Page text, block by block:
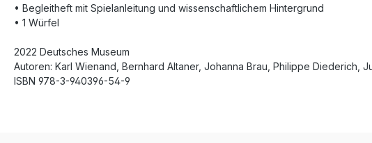
• Begleitheft mit Spielanleitung und wissenschaftlichem Hintergrund
• 1 Würfel
2022 Deutsches Museum
Autoren: Karl Wienand, Bernhard Altaner, Johanna Brau, Philippe Diederich,
ISBN 978-3-940396-54-9